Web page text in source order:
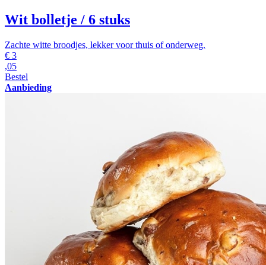
Wit bolletje / 6 stuks
Zachte witte broodjes, lekker voor thuis of onderweg.
€ 3
,05
Bestel
Aanbieding